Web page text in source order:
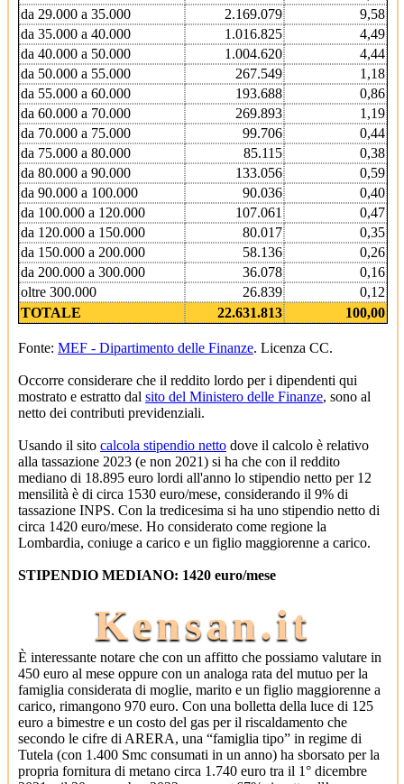
da 29.000 a 35.000
2.169.079
9,58
da 35.000 a 40.000
1.016.825
4,49
da 40.000 a 50.000
1.004.620
4,44
da 50.000 a 55.000
267.549
1,18
da 55.000 a 60.000
193.688
0,86
da 60.000 a 70.000
269.893
1,19
da 70.000 a 75.000
99.706
0,44
da 75.000 a 80.000
85.115
0,38
da 80.000 a 90.000
133.056
0,59
da 90.000 a 100.000
90.036
0,40
da 100.000 a 120.000
107.061
0,47
da 120.000 a 150.000
80.017
0,35
da 150.000 a 200.000
58.136
0,26
da 200.000 a 300.000
36.078
0,16
oltre 300.000
26.839
0,12
TOTALE
22.631.813 100,00
Fonte: MEF - Dipartimento delle Finanze. Licenza CC.
Occorre considerare che il reddito lordo per i dipendenti qui
mostrato e estratto dal sito del Ministero delle Finanze, sono al
netto dei contributi previdenziali.
Usando il sito calcola stipendio netto dove il calcolo è relativo
alla tassazione 2023 (e non 2021) si ha che con il reddito
mediano di 18.895 euro lordi all'anno lo stipendio netto per 12
mensilità è di circa 1530 euro/mese, considerando il 9% di
tassazione INPS. Con la tredicesima si ha uno stipendio netto di
circa 1420 euro/mese. Ho considerato come regione la
Lombardia, coniuge a carico e un figlio maggiorenne a carico.
STIPENDIO MEDIANO: 1420 euro/mese
Kensan.it
È interessante notare che con un affitto che possiamo valutare in
450 euro al mese oppure con un analoga rata del mutuo per la
famiglia considerata di moglie, marito e un figlio maggiorenne a
carico, rimangono 970 euro. Con una bolletta della luce di 125
euro a bimestre e un costo del gas per il riscaldamento che
secondo le cifre di ARERA, una “famiglia tipo” in regime di
Tutela (con 1.400 Smc consumati in un anno) ha sborsato per la
propria fornitura di metano circa 1.740 euro tra il 1° dicembre